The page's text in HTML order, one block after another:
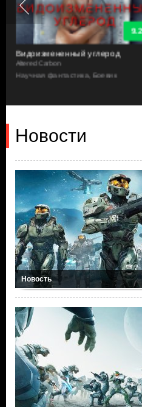
9.2
Видоизмененный углерод
Altered Carbon
Научная фантастика, Боевик
Новости
Новость